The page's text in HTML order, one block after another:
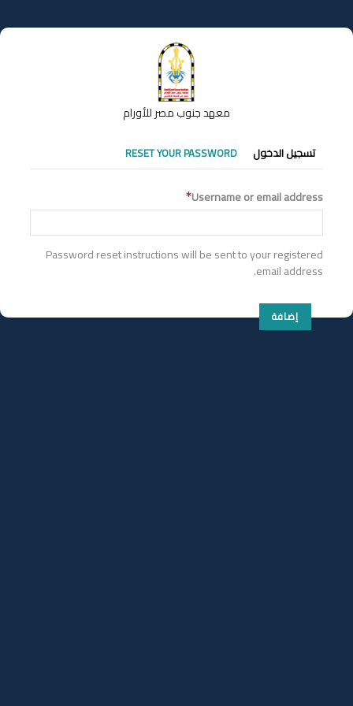
إلى
المحتوى
معهد جنوب مصر للأورام
التبويبات
الأساسية
تسجيل الدخول RESET YOUR PASSWORD
Username or email address
Password reset instructions will be sent to your registered
email address.